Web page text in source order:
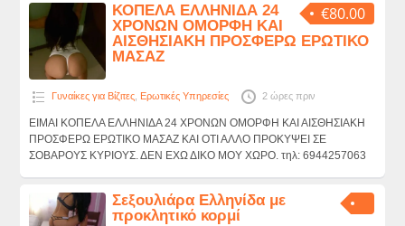
€80.00
ΚΟΠΕΛΑ ΕΛΛΗΝΙΔΑ 24
ΧΡΟΝΩΝ ΟΜΟΡΦΗ ΚΑΙ
ΑΙΣΘΗΣΙΑΚΗ ΠΡΟΣΦΕΡΩ ΕΡΩΤΙΚΟ
ΜΑΣΑΖ
Γυναίκες για Βίζιτες, Ερωτικές Υπηρεσίες 2 ώρες πριν
ΕΙΜΑΙ ΚΟΠΕΛΑ ΕΛΛΗΝΙΔΑ 24 ΧΡΟΝΩΝ ΟΜΟΡΦΗ ΚΑΙ ΑΙΣΘΗΣΙΑΚΗ
ΠΡΟΣΦΕΡΩ ΕΡΩΤΙΚΟ ΜΑΣΑΖ ΚΑΙ ΟΤΙ ΑΛΛΟ ΠΡΟΚΥΨΕΙ ΣΕ
ΣΟΒΑΡΟΥΣ ΚΥΡΙΟΥΣ. ΔΕΝ ΕΧΩ ΔΙΚΟ ΜΟΥ ΧΩΡΟ. τηλ: 6944257063
Σεξουλιάρα Ελληνίδα με
προκλητικό κορμί